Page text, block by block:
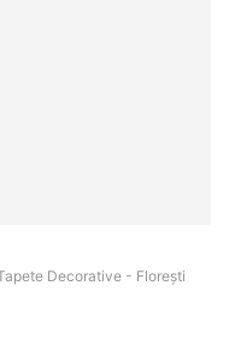
Decorative - Floreşti